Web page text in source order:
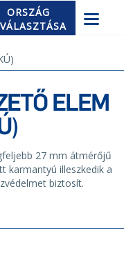
ORSZÁG
ELEM
27 mm átmérőjű
karmantyú illeszkedik a
biztosít.